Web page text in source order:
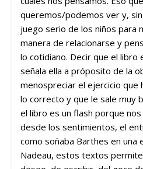
queremos/podemos ver y,
juego serio de los niños para
manera de relacionarse y
lo cotidiano. Decir que el libro
señala ella a próposito de la
menospreciar el ejercicio que
lo correcto y que le sale muy
el libro es un flash porque
desde los sentimientos, el
como soñaba Barthes en una
Nadeau, estos textos